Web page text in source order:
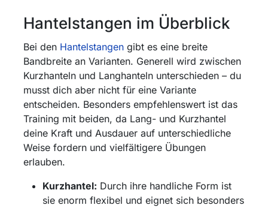
Hantelstangen im Überblick
Bei den Hantelstangen gibt es eine breite
Bandbreite an Varianten. Generell wird zwischen
Kurzhanteln und Langhanteln unterschieden – du
musst dich aber nicht für eine Variante
entscheiden. Besonders empfehlenswert ist das
Training mit beiden, da Lang- und Kurzhantel
deine Kraft und Ausdauer auf unterschiedliche
Weise fordern und vielfältigere Übungen
erlauben.
Kurzhantel: Durch ihre handliche Form ist
sie enorm flexibel und eignet sich besonders